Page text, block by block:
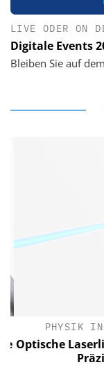
LIVE ODER ON
Digitale Events
Bleiben Sie auf
PHYSIK
Optische